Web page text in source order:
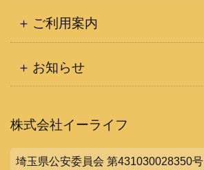
ご利用案内
お知らせ
株式会社イーライフ
埼玉県公安委員会 第431030028350号